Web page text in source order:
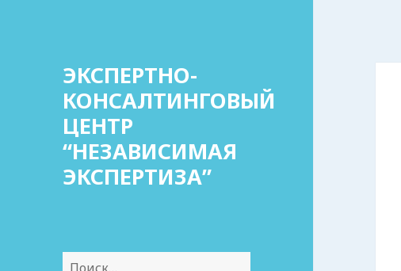
ЭКСПЕРТНО-
КОНСАЛТИНГОВЫЙ
ЦЕНТР
“НЕЗАВИСИМАЯ
ЭКСПЕРТИЗА”
Найти: